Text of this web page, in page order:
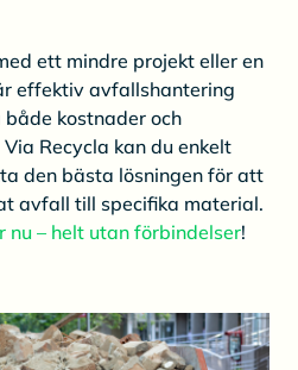
ett mindre projekt eller en
effektiv avfallshantering
kostnader och
Recycla kan du enkelt
den bästa lösningen för att
avfall till specifika material.
– helt utan förbindelser!